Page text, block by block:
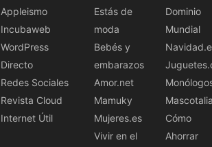
Appleismo
Incubaweb
WordPress
Directo
Redes Sociales
Revista Cloud
Internet Útil
Estás de
moda
Bebés y
embarazos
Amor.net
Mamuky
Mujeres.es
Vivir en el
Dominio
Mundial
Cómo
Ahorrar